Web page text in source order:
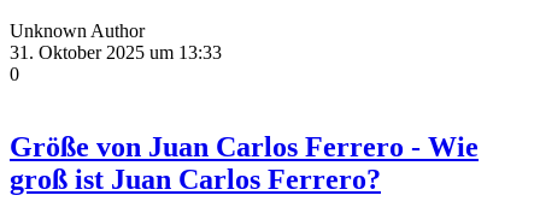
Unknown Author
31. Oktober 2025 um 13:33
0
Größe von Juan Carlos Ferrero - Wie
groß ist Juan Carlos Ferrero?